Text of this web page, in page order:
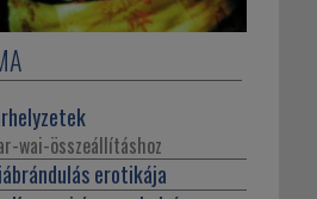
wai-összeállításhoz
erotikája